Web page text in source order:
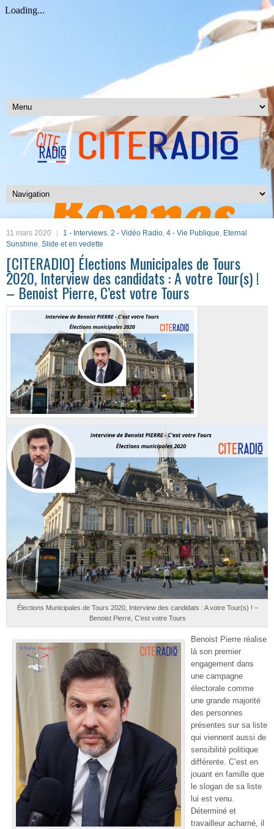
11 mars 2020 1 - Interviews, 2 - Vidéo Radio, 4 - Vie Publique, Eternal
Sunshine, Slide et en vedette
[CITERADIO] Élections Municipales de Tours
2020, Interview des candidats : A votre Tour(s) !
– Benoist Pierre, C’est votre Tours
Élections Municipales de Tours 2020, Interview des candidats : A votre Tour(s) ! –
Benoist Pierre, C’est votre Tours
Benoist Pierre réalise
là son premier
engagement dans
une campagne
électorale comme
une grande majorité
des personnes
présentes sur sa liste
qui viennent aussi de
sensibilité politique
différente. C’est en
jouant en famille que
le slogan de sa liste
lui est venu.
Déterminé et
travailleur acharné, il